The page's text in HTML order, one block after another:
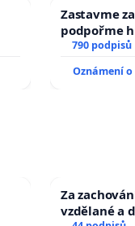
Zastavme
podpořme
790 podpisů
Oznámení
Za
vzdělané a